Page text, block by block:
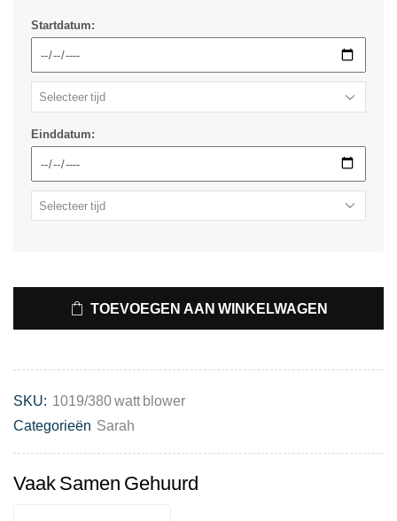
Startdatum:
Einddatum:
TOEVOEGEN AAN WINKELWAGEN
SKU: 1019/380 watt blower
Categorieën Sarah
Vaak Samen Gehuurd